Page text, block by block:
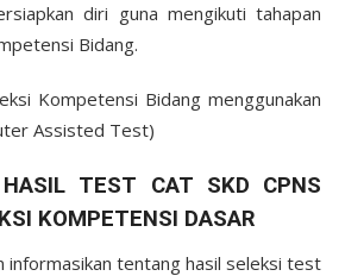
diri guna mengikuti tahapan
Bidang.
Kompetensi Bidang menggunakan
Assisted Test)
HASIL TEST CAT SKD CPNS
KOMPETENSI DASAR
informasikan tentang hasil seleksi test